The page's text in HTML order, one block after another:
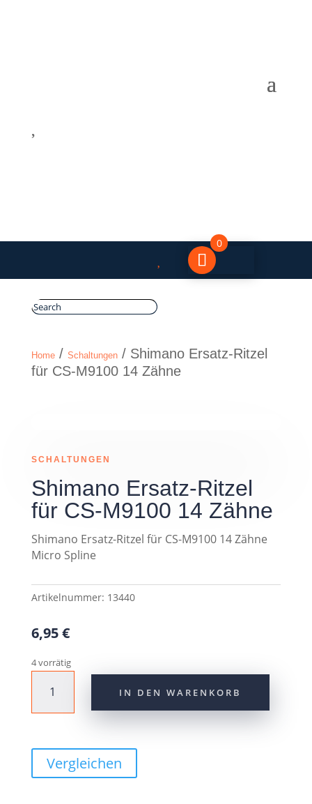
0
Home/ Schaltungen/ Shimano Ersatz-Ritzel
für CS-M9100 14 Zähne
SCHALTUNGEN
Shimano Ersatz-Ritzel
für CS-M9100 14 Zähne
Shimano Ersatz-Ritzel für CS-M9100 14 Zähne
Micro Spline
Artikelnummer: 13440
6,95€
4 vorrätig
Ersatz-
Ritzel
M9100
14
IN DEN WARENKORB
Vergleichen